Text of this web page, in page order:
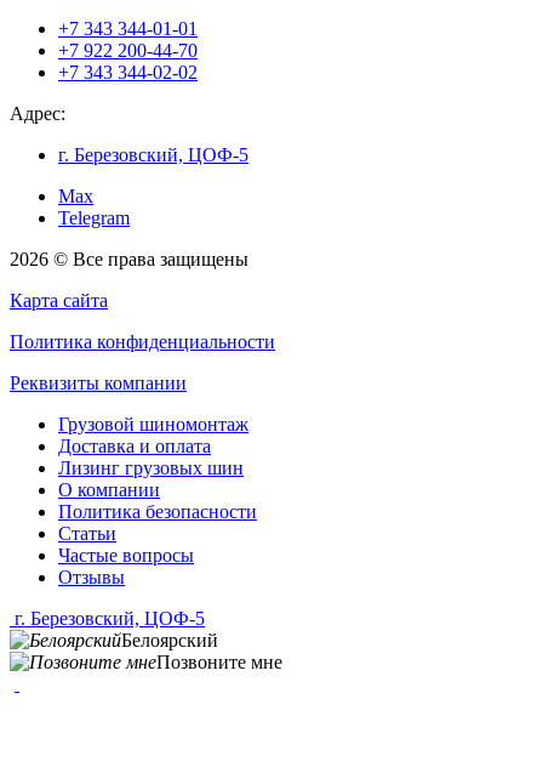
+7 343 344-01-01
+7 922 200-44-70
+7 343 344-02-02
Адрес:
г. Березовский, ЦОФ-5
Max
Telegram
2026 © Все права защищены
Карта сайта
Политика конфиденциальности
Реквизиты компании
Грузовой шиномонтаж
Доставка и оплата
Лизинг грузовых шин
О компании
Политика безопасности
Статьи
Частые вопросы
Отзывы
г. Березовский, ЦОФ-5
Белоярский
Позвоните мне